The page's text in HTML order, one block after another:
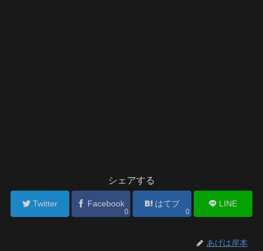
シェアする
Twitter Facebook
0
はてブ
0
LINE
あげは岸本